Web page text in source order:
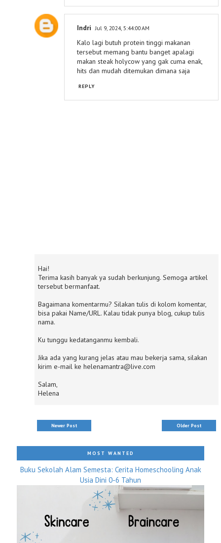
Indri Jul 9, 2024, 5:44:00 AM
Kalo lagi butuh protein tinggi makanan
tersebut memang bantu banget apalagi
makan steak holycow yang gak cuma enak,
hits dan mudah ditemukan dimana saja
REPLY
Hai!
Terima kasih banyak ya sudah berkunjung. Semoga artikel
tersebut bermanfaat.
Bagaimana komentarmu? Silakan tulis di kolom komentar,
bisa pakai Name/URL. Kalau tidak punya blog, cukup tulis
nama.
Ku tunggu kedatanganmu kembali.
Jika ada yang kurang jelas atau mau bekerja sama, silakan
kirim e-mail ke helenamantra@live.com
Salam,
Helena
Newer Post Older Post
MOST WANTED
Buku Sekolah Alam Semesta: Cerita Homeschooling Anak
Usia Dini 0-6 Tahun